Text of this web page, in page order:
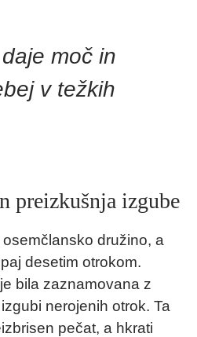
moč in
v težkih
preizkušnja izgube
družino, a
desetim otrokom.
bila zaznamovana z
nerojenih otrok. Ta
pečat, a hkrati